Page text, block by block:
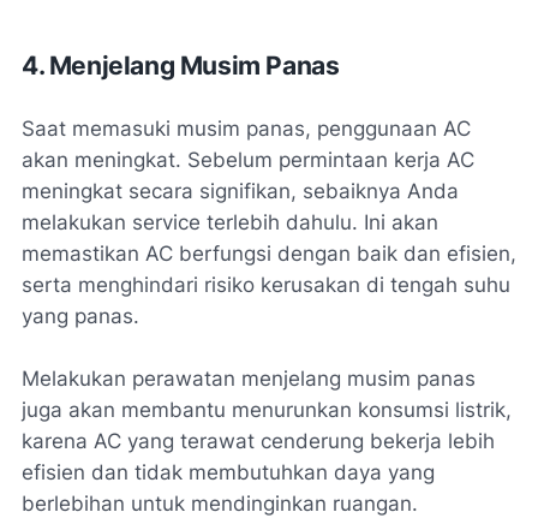
4. Menjelang Musim Panas
Saat memasuki musim panas, penggunaan AC
akan meningkat. Sebelum permintaan kerja AC
meningkat secara signifikan, sebaiknya Anda
melakukan service terlebih dahulu. Ini akan
memastikan AC berfungsi dengan baik dan efisien,
serta menghindari risiko kerusakan di tengah suhu
yang panas.
Melakukan perawatan menjelang musim panas
juga akan membantu menurunkan konsumsi listrik,
karena AC yang terawat cenderung bekerja lebih
efisien dan tidak membutuhkan daya yang
berlebihan untuk mendinginkan ruangan.